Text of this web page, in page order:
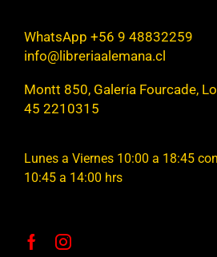
WhatsApp +56 9 48832259
info@libreriaalemana.cl
Montt 850, Galería Fourcade,
45 2210315
Lunes a Viernes 10:00 a 18:45
10:45 a 14:00 hrs